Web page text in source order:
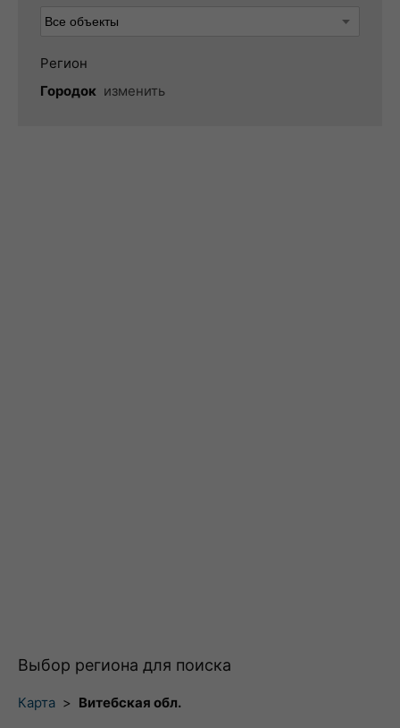
Регион
Городок изменить
Выбор региона для поиска
Карта > Витебская обл.